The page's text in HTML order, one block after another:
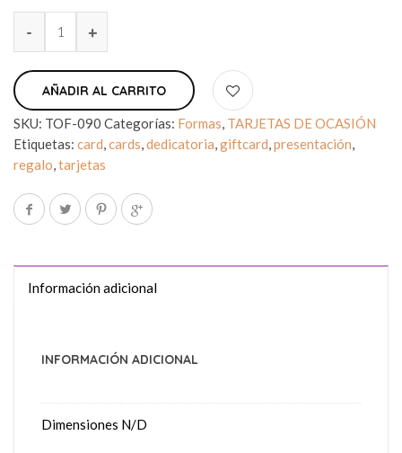
AÑADIR AL CARRITO
SKU: TOF-090 Categorías: Formas, TARJETAS DE OCASIÓN
Etiquetas: card,cards,dedicatoria,giftcard,presentación,
regalo,tarjetas
Información adicional
INFORMACIÓN ADICIONAL
Dimensiones N/D